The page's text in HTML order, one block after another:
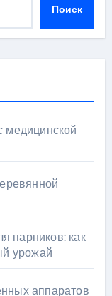
Поиск
медицинской
парников: как
урожай
аппаратов